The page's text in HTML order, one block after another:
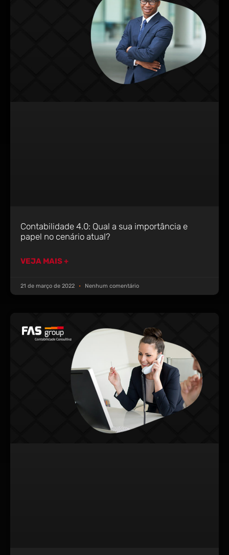
Contabilidade 4.0: Qual a sua importância e
papel no cenário atual?
VEJA MAIS +
21 de março de 2022 Nenhum comentário